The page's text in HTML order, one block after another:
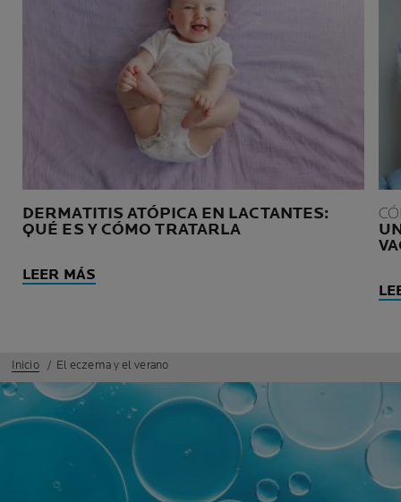
DERMATITIS ATÓPICA EN LACTANTES:
QUÉ ES Y CÓMO TRATARLA
LEER MÁS
Inicio El eczema y el verano